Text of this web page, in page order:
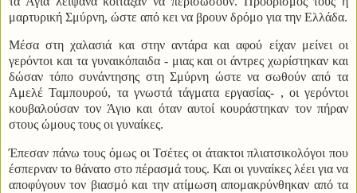
μαρτυρική Σμύρνη, ώστε από κει να βρουν δρόμο για την Ελλάδα.
Μέσα στη χαλασιά και στην αντάρα και αφού είχαν μείνει οι
γερόντοι και τα γυναικόπαιδα - μιας και οι άντρες χωρίστηκαν και
δώσαν τόπο συνάντησης στη Σμύρνη ώστε να σωθούν από τα
Αμελέ Ταμπουρού, τα γνωστά τάγματα εργασίας- , οι γερόντοι
κουβαλούσαν τον Άγιο και όταν αυτοί κουράστηκαν τον πήραν
στους ώμους τους οι γυναίκες.
Έπεσαν πάνω τους όμως οι Τσέτες οι άτακτοι πλιατσικολόγοι που
έσπερναν το θάνατο στο πέρασμά τους. Και οι γυναίκες λέει για να
αποφύγουν τον βιασμό και την ατίμωση απομακρύνθηκαν από τα